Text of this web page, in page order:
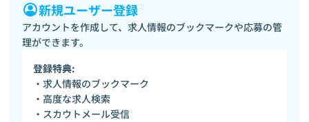
新規ユーザー登録
アカウントを作成して、求人情報のブックマークや応募の管
理ができます。
登録特典:
・求人情報のブックマーク
・高度な求人検索
・スカウトメール受信